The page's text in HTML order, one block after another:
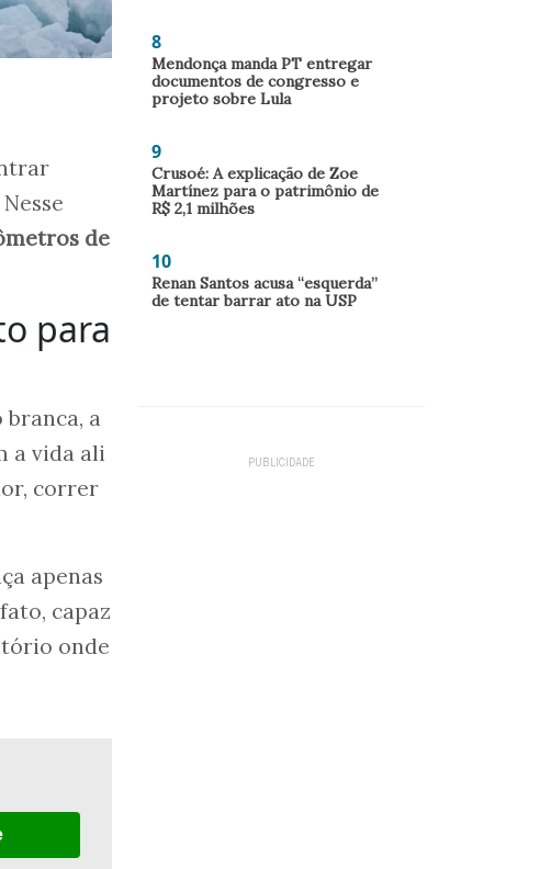
de
para
a
a vida ali
correr
apenas
capaz
onde
8
Mendonça manda PT entregar
documentos de congresso e
projeto sobre Lula
9
Crusoé: A explicação de Zoe
Martínez para o patrimônio de
R$ 2,1 milhões
10
Renan Santos acusa “esquerda”
de tentar barrar ato na USP